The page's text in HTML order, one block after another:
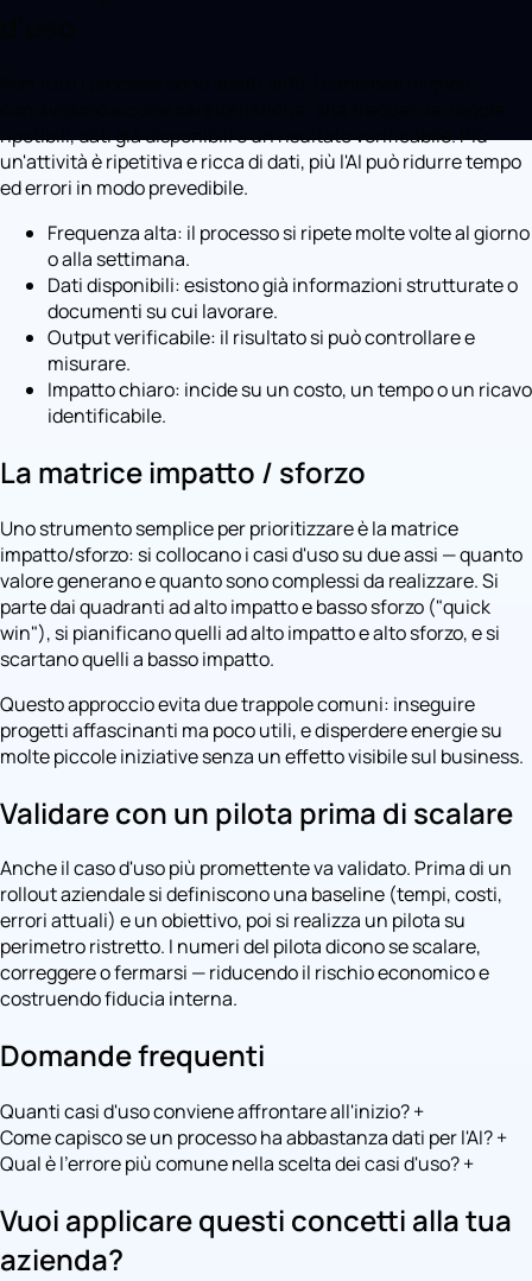
ripetibili, dati già disponibili e un risultato verificabile. Più
un'attività è ripetitiva e ricca di dati, più l'AI può ridurre tempo
ed errori in modo prevedibile.
Frequenza alta: il processo si ripete molte volte al giorno
o alla settimana.
Dati disponibili: esistono già informazioni strutturate o
documenti su cui lavorare.
Output verificabile: il risultato si può controllare e
misurare.
Impatto chiaro: incide su un costo, un tempo o un ricavo
identificabile.
La matrice impatto / sforzo
Uno strumento semplice per prioritizzare è la matrice
impatto/sforzo: si collocano i casi d'uso su due assi — quanto
valore generano e quanto sono complessi da realizzare. Si
parte dai quadranti ad alto impatto e basso sforzo ("quick
win"), si pianificano quelli ad alto impatto e alto sforzo, e si
scartano quelli a basso impatto.
Questo approccio evita due trappole comuni: inseguire
progetti affascinanti ma poco utili, e disperdere energie su
molte piccole iniziative senza un effetto visibile sul business.
Validare con un pilota prima di scalare
Anche il caso d'uso più promettente va validato. Prima di un
rollout aziendale si definiscono una baseline (tempi, costi,
errori attuali) e un obiettivo, poi si realizza un pilota su
perimetro ristretto. I numeri del pilota dicono se scalare,
correggere o fermarsi — riducendo il rischio economico e
costruendo fiducia interna.
Domande frequenti
Quanti casi d'uso conviene affrontare all'inizio?+
Come capisco se un processo ha abbastanza dati per l'AI?+
Qual è l'errore più comune nella scelta dei casi d'uso?+
Vuoi applicare questi concetti alla tua
azienda?